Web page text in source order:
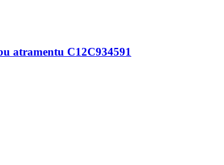
atramentu C12C934591